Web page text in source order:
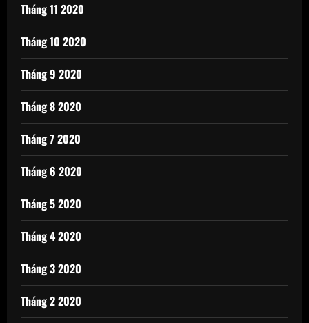
Tháng 11 2020
Tháng 10 2020
Tháng 9 2020
Tháng 8 2020
Tháng 7 2020
Tháng 6 2020
Tháng 5 2020
Tháng 4 2020
Tháng 3 2020
Tháng 2 2020